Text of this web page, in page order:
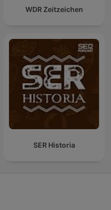
WDR Zeitzeichen
SER Historia